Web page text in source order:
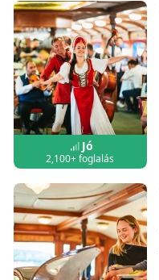
Jó
2,100+ foglalás